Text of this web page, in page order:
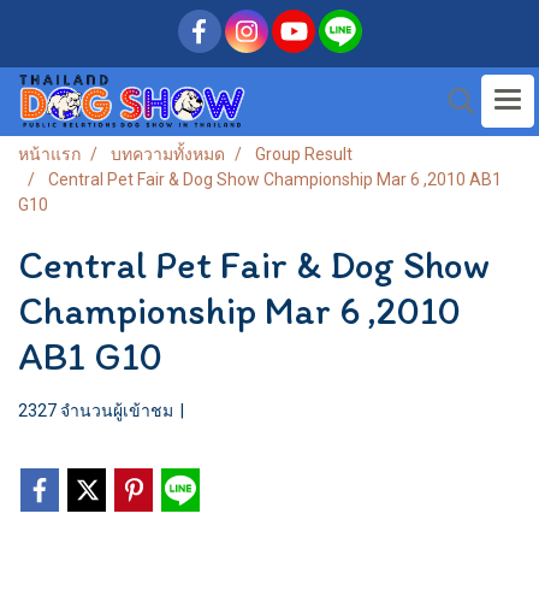
หน้าแรก บทความทั้งหมด
Group Result
Central Pet Fair & Dog Show Championship Mar 6 ,2010 AB1
G10
Central Pet Fair & Dog Show
Championship Mar 6 ,2010
AB1 G10
2327 จำนวนผู้เข้าชม